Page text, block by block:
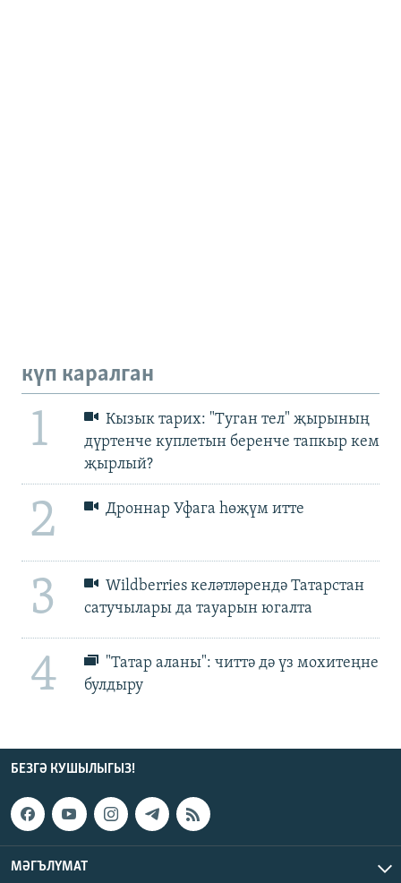
күп каралган
1
Кызык тарих: "Туган тел" җырының
дүртенче куплетын беренче тапкыр кем
җырлый?
2 Дроннар Уфага һөҗүм итте
3
Wildberries келәтләрендә Татарстан
сатучылары да тауарын югалта
4
"Татар аланы": читтә дә үз мохитеңне
булдыру
БЕЗГӘ КУШЫЛЫГЫЗ!
МӘГЪЛҮМАТ